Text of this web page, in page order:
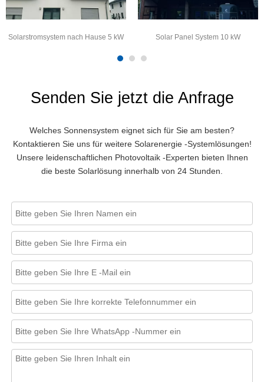
Solarstromsystem nach Hause 5 kW Solar Panel System 10 kW
Senden Sie jetzt die Anfrage
Welches Sonnensystem eignet sich für Sie am besten?
Kontaktieren Sie uns für weitere Solarenergie -Systemlösungen!
Unsere leidenschaftlichen Photovoltaik -Experten bieten Ihnen
die beste Solarlösung innerhalb von 24 Stunden.